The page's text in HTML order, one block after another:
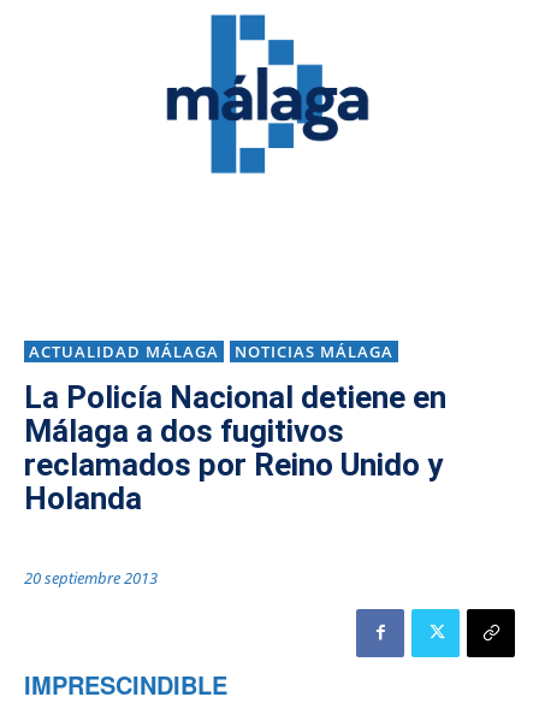
ACTUALIDAD MÁLAGA NOTICIAS MÁLAGA
La Policía Nacional detiene en
Málaga a dos fugitivos
reclamados por Reino Unido y
Holanda
20 septiembre 2013
IMPRESCINDIBLE